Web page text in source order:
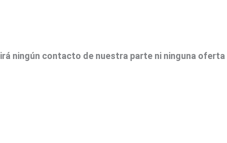
ningún contacto de nuestra parte ni ninguna oferta